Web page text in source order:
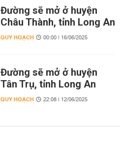
Đường sẽ mở ở huyện
Châu Thành, tỉnh Long An
QUY HOẠCH 00:00 | 16/06/2025
Đường sẽ mở ở huyện
Tân Trụ, tỉnh Long An
QUY HOẠCH 22:08 | 12/06/2025